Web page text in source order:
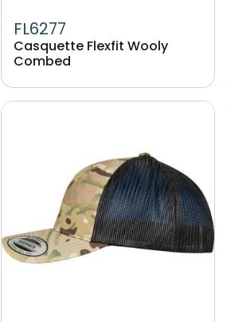
FL6277
Casquette Flexfit Wooly
Combed
Image